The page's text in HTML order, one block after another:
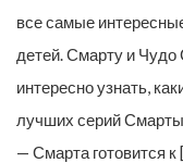
все самые
детей. Смарту и Чудо
интересно узнать,
лучших серий
— Смарта готовится к